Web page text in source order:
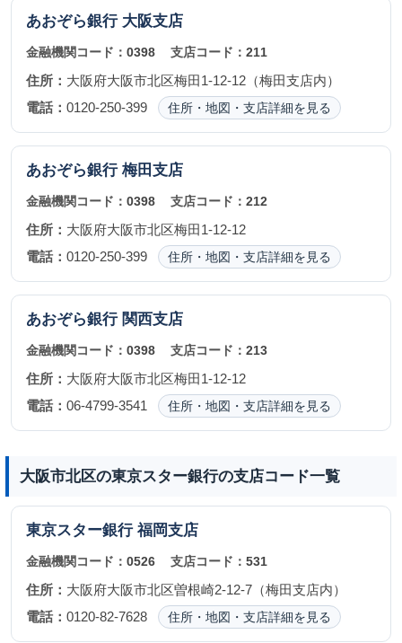
あおぞら銀行 大阪支店
金融機関コード： 0398 支店コード：211
住所： 大阪府大阪市北区梅田1-12-12（梅田支店内）
電話： 0120-250-399 住所・地図・支店詳細を見る
あおぞら銀行 梅田支店
金融機関コード： 0398 支店コード：212
住所： 大阪府大阪市北区梅田1-12-12
電話： 0120-250-399 住所・地図・支店詳細を見る
あおぞら銀行 関西支店
金融機関コード： 0398 支店コード：213
住所： 大阪府大阪市北区梅田1-12-12
電話： 06-4799-3541 住所・地図・支店詳細を見る
大阪市北区の東京スター銀行の支店コード一覧
東京スター銀行 福岡支店
金融機関コード： 0526 支店コード：531
住所： 大阪府大阪市北区曽根崎2-12-7（梅田支店内）
電話： 0120-82-7628 住所・地図・支店詳細を見る